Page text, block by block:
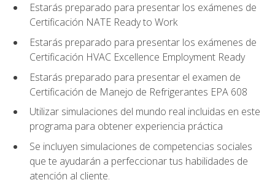
Estarás preparado para presentar los exámenes de
Certificación NATE Ready to Work
Estarás preparado para presentar los exámenes de
Certificación HVAC Excellence Employment Ready
Estarás preparado para presentar el examen de
Certificación de Manejo de Refrigerantes EPA 608
Utilizar simulaciones del mundo real incluidas en este
programa para obtener experiencia práctica
Se incluyen simulaciones de competencias sociales
que te ayudarán a perfeccionar tus habilidades de
atención al cliente.